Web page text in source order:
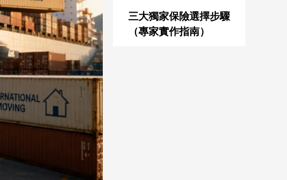
三大獨家保險選擇步驟
（專家實作指南）